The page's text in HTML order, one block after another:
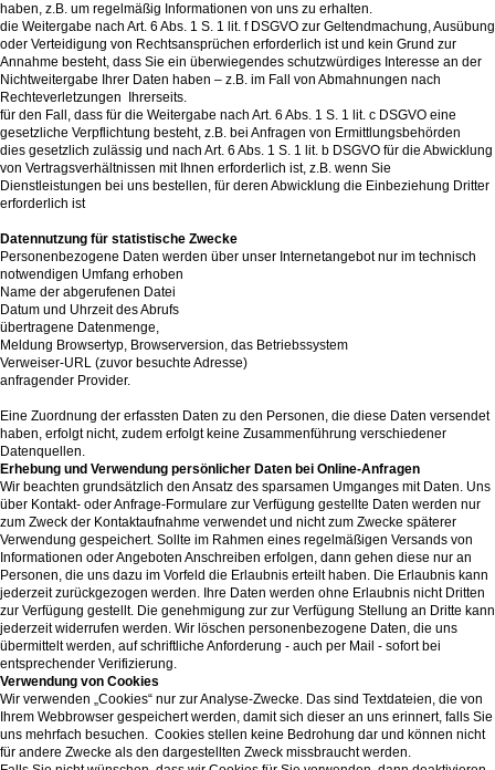
haben, z.B. um regelmäßig Informationen von uns zu erhalten.
die Weitergabe nach Art. 6 Abs. 1 S. 1 lit. f DSGVO zur Geltendmachung, Ausübung
oder Verteidigung von Rechtsansprüchen erforderlich ist und kein Grund zur
Annahme besteht, dass Sie ein überwiegendes schutzwürdiges Interesse an der
Nichtweitergabe Ihrer Daten haben – z.B. im Fall von Abmahnungen nach
Rechteverletzungen Ihrerseits.
für den Fall, dass für die Weitergabe nach Art. 6 Abs. 1 S. 1 lit. c DSGVO eine
gesetzliche Verpflichtung besteht, z.B. bei Anfragen von Ermittlungsbehörden
dies gesetzlich zulässig und nach Art. 6 Abs. 1 S. 1 lit. b DSGVO für die Abwicklung
von Vertragsverhältnissen mit Ihnen erforderlich ist, z.B. wenn Sie
Dienstleistungen bei uns bestellen, für deren Abwicklung die Einbeziehung Dritter
erforderlich ist
Datennutzung für statistische Zwecke
Personenbezogene Daten werden über unser Internetangebot nur im technisch
notwendigen Umfang erhoben
Name der abgerufenen Datei
Datum und Uhrzeit des Abrufs
übertragene Datenmenge,
Meldung Browsertyp, Browserversion, das Betriebssystem
Verweiser-URL (zuvor besuchte Adresse)
anfragender Provider.
Eine Zuordnung der erfassten Daten zu den Personen, die diese Daten versendet
haben, erfolgt nicht, zudem erfolgt keine Zusammenführung verschiedener
Datenquellen.
Erhebung und Verwendung persönlicher Daten bei Online-Anfragen
Wir beachten grundsätzlich den Ansatz des sparsamen Umganges mit Daten. Uns
über Kontakt- oder Anfrage-Formulare zur Verfügung gestellte Daten werden nur
zum Zweck der Kontaktaufnahme verwendet und nicht zum Zwecke späterer
Verwendung gespeichert. Sollte im Rahmen eines regelmäßigen Versands von
Informationen oder Angeboten Anschreiben erfolgen, dann gehen diese nur an
Personen, die uns dazu im Vorfeld die Erlaubnis erteilt haben. Die Erlaubnis kann
jederzeit zurückgezogen werden. Ihre Daten werden ohne Erlaubnis nicht Dritten
zur Verfügung gestellt. Die genehmigung zur zur Verfügung Stellung an Dritte kann
jederzeit widerrufen werden. Wir löschen personenbezogene Daten, die uns
übermittelt werden, auf schriftliche Anforderung - auch per Mail - sofort bei
entsprechender Verifizierung.
Verwendung von Cookies
Wir verwenden „Cookies“ nur zur Analyse-Zwecke. Das sind Textdateien, die von
Ihrem Webbrowser gespeichert werden, damit sich dieser an uns erinnert, falls Sie
uns mehrfach besuchen. Cookies stellen keine Bedrohung dar und können nicht
für andere Zwecke als den dargestellten Zweck missbraucht werden.